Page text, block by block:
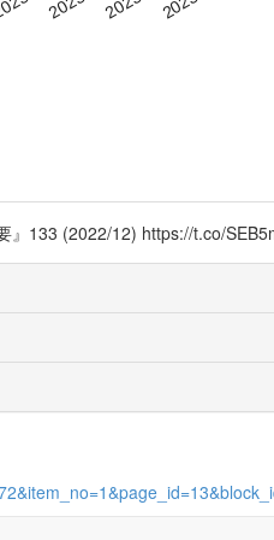
』133 (2022/12) https://t.co/